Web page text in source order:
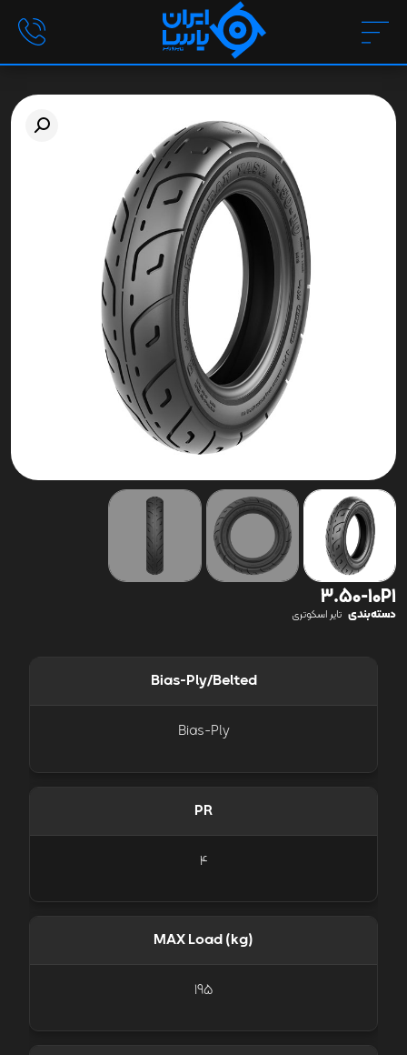
3.50-10P1
دسته‌بندی تایر اسکوتری
Bias-Ply/Belted
Bias-Ply
PR
4
MAX Load (kg)
195